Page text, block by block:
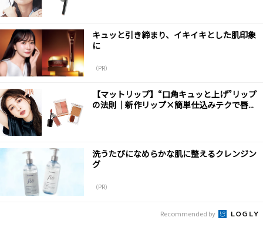
キュッと引き締まり、イキイキとした肌印象
に
（PR）
【マットリップ】“口角キュッと上げ”リップ
の法則｜新作リップ×簡単仕込みテクで唇...
洗うたびになめらかな肌に整えるクレンジン
グ
（PR）
Recommended by